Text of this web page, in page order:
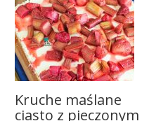
Kruche maślane
ciasto z pieczonym